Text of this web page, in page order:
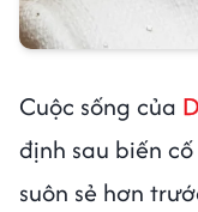
Cuộc sống của
định sau biến
suôn sẻ hơn